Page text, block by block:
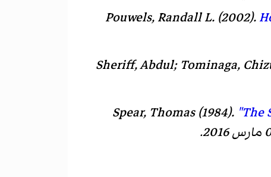
Pouwels, Randall L. (2002).
Sheriff, Abdul; Tominaga,
Spear, Thomas (1984). "The